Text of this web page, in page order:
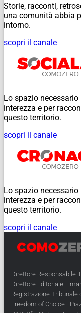
Storie, racconti,
una comunità abbia
intorno.
scopri il canale
Lo spazio
interezza e per
questo territorio.
scopri il canale
Lo spazio
interezza e per
questo territorio.
scopri il canale
Direttore Responsabile:
Direttore Editoriale:
Registrazione Tribunale
Freedom of Choice -